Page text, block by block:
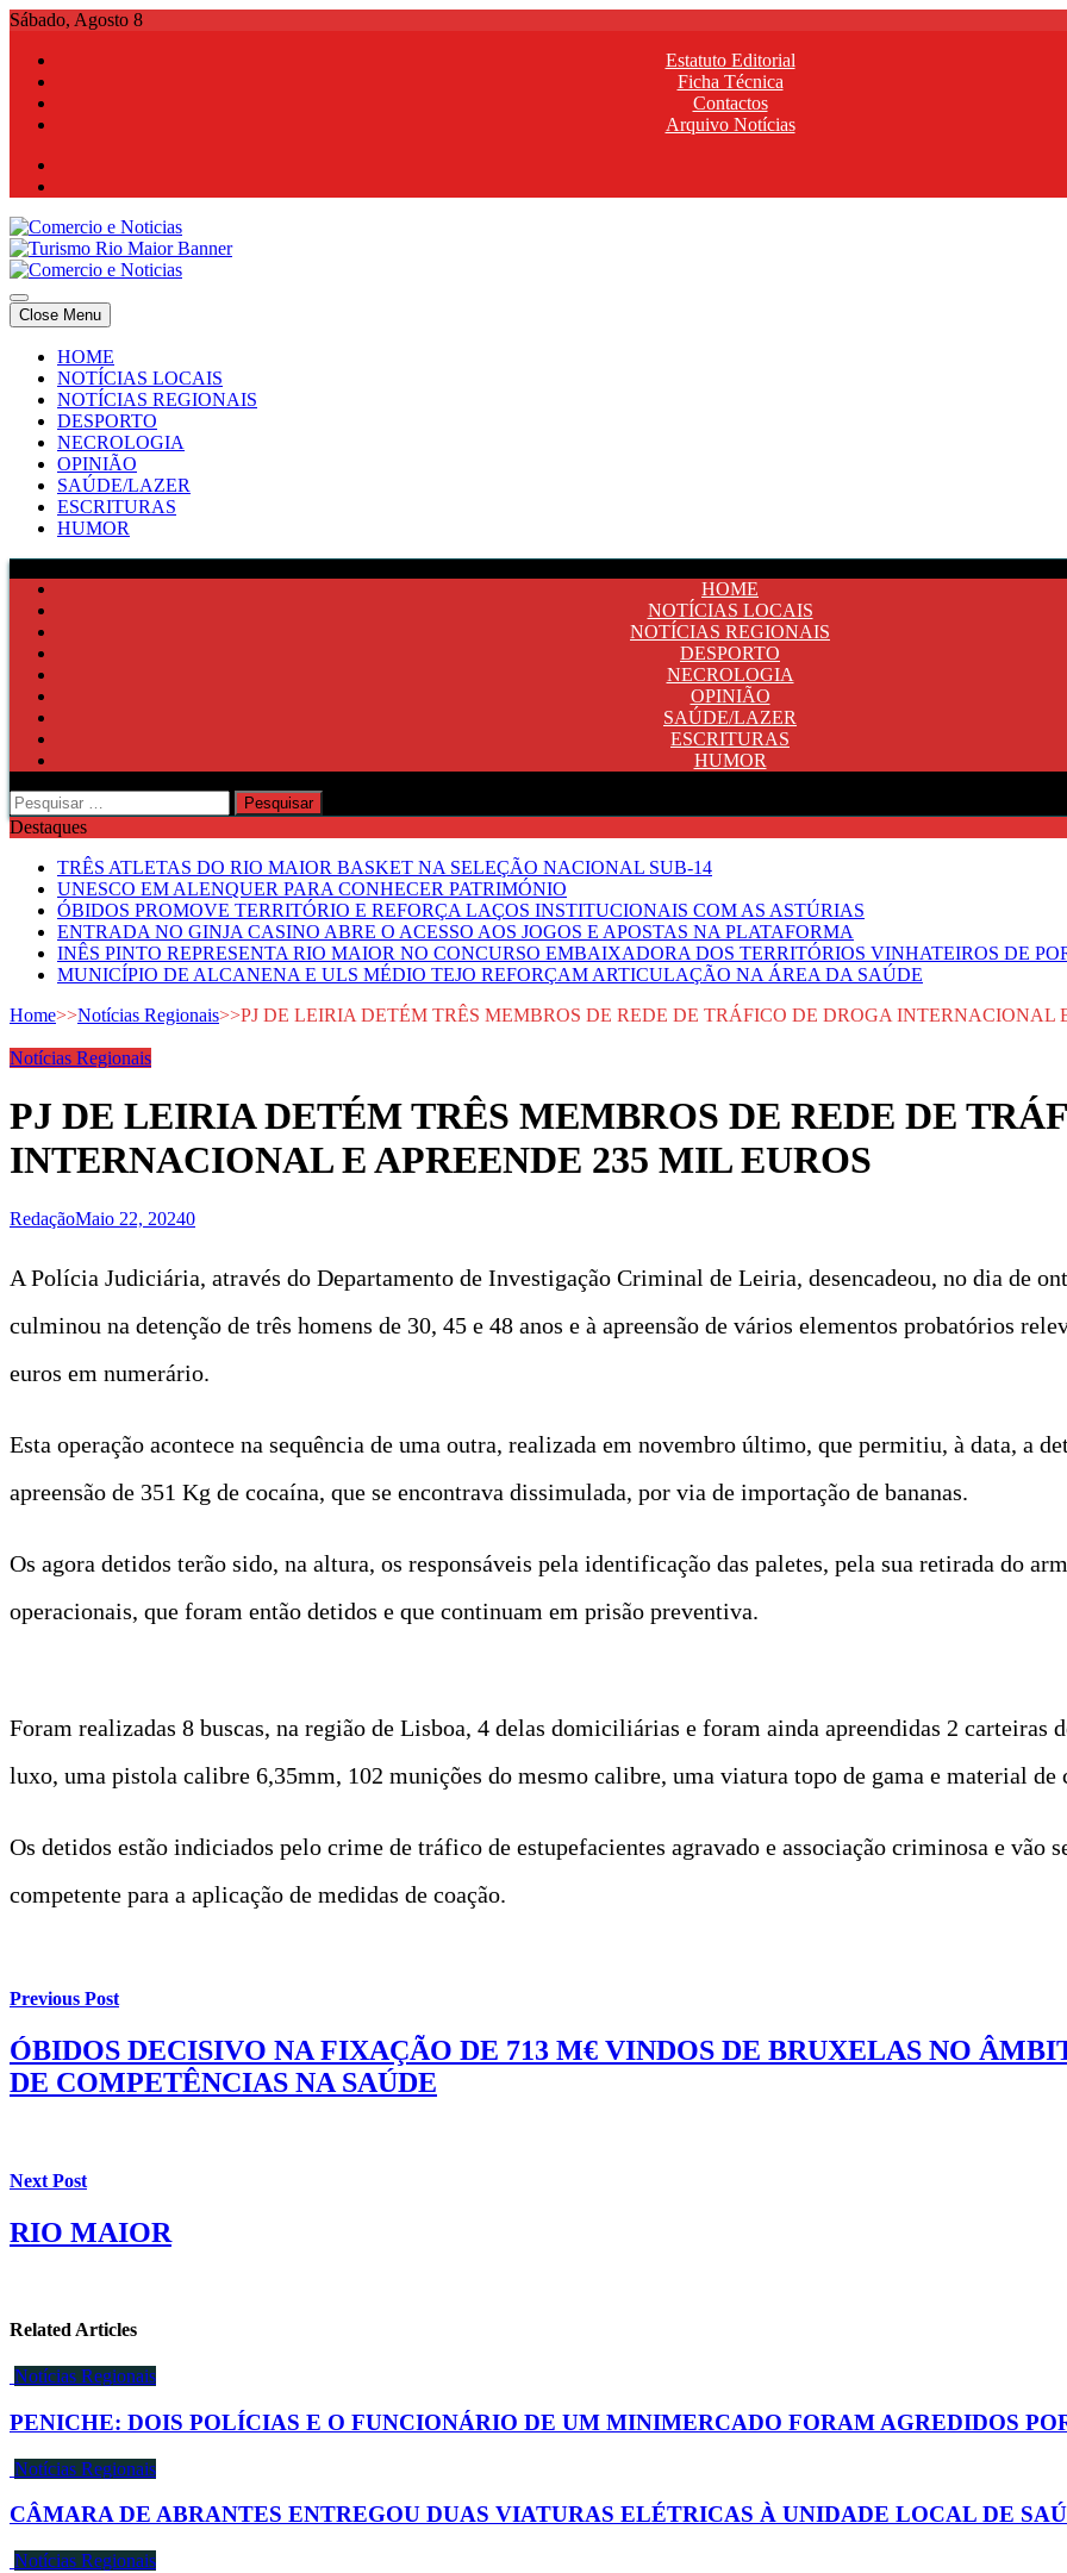
Skip
content
Sábado, Agosto 8
Estatuto Editorial
Ficha Técnica
Contactos
Arquivo Notícias
Comercio e Noticias
Notícias e Publicidade Online
Comercio e Noticias
Notícias e Publicidade Online
Close Menu
HOME
NOTÍCIAS LOCAIS
NOTÍCIAS REGIONAIS
DESPORTO
NECROLOGIA
OPINIÃO
SAÚDE/LAZER
ESCRITURAS
HUMOR
HOME
NOTÍCIAS LOCAIS
NOTÍCIAS REGIONAIS
DESPORTO
NECROLOGIA
OPINIÃO
SAÚDE/LAZER
ESCRITURAS
HUMOR
Pesquisar
por:
Destaques
TRÊS ATLETAS DO RIO MAIOR BASKET NA SELEÇÃO NACIONAL SUB-14
UNESCO EM ALENQUER PARA CONHECER PATRIMÓNIO
ÓBIDOS PROMOVE TERRITÓRIO E REFORÇA LAÇOS INSTITUCIONAIS COM AS ASTÚRIAS
ENTRADA NO GINJA CASINO ABRE O ACESSO AOS JOGOS E APOSTAS NA PLATAFORMA
INÊS PINTO REPRESENTA RIO MAIOR NO CONCURSO EMBAIXADORA DOS TERRITÓRIOS VINHATEIROS DE
MUNICÍPIO DE ALCANENA E ULS MÉDIO TEJO REFORÇAM ARTICULAÇÃO NA ÁREA DA SAÚDE
Home>>Notícias Regionais>>PJ DE LEIRIA DETÉM TRÊS MEMBROS DE REDE DE TRÁFICO DE DROGA INTERNACIONAL
Notícias Regionais
PJ DE LEIRIA DETÉM TRÊS MEMBROS DE REDE DE
INTERNACIONAL E APREENDE 235 MIL EUROS
RedaçãoMaio 22, 20240
A Polícia Judiciária, através do Departamento de Investigação Criminal de Leiria, desencadeou, no dia de
culminou na detenção de três homens de 30, 45 e 48 anos e à apreensão de vários elementos probatórios
euros em numerário.
Esta operação acontece na sequência de uma outra, realizada em novembro último, que permitiu, à data, a
apreensão de 351 Kg de cocaína, que se encontrava dissimulada, por via de importação de bananas.
Os agora detidos terão sido, na altura, os responsáveis pela identificação das paletes, pela sua retirada do
operacionais, que foram então detidos e que continuam em prisão preventiva.
Foram realizadas 8 buscas, na região de Lisboa, 4 delas domiciliárias e foram ainda apreendidas 2 carteiras
luxo, uma pistola calibre 6,35mm, 102 munições do mesmo calibre, uma viatura topo de gama e material
Os detidos estão indiciados pelo crime de tráfico de estupefacientes agravado e associação criminosa e vão
competente para a aplicação de medidas de coação.
Previous Post
ÓBIDOS DECISIVO NA FIXAÇÃO DE 713 M€ VINDOS DE BRUXELAS NO
DE COMPETÊNCIAS NA SAÚDE
Next Post
RIO MAIOR
Related Articles
Notícias Regionais
PENICHE: DOIS POLÍCIAS E O FUNCIONÁRIO DE UM MINIMERCADO FORAM AGREDIDOS
Notícias Regionais
CÂMARA DE ABRANTES ENTREGOU DUAS VIATURAS ELÉTRICAS À UNIDADE LOCAL DE
Notícias Regionais